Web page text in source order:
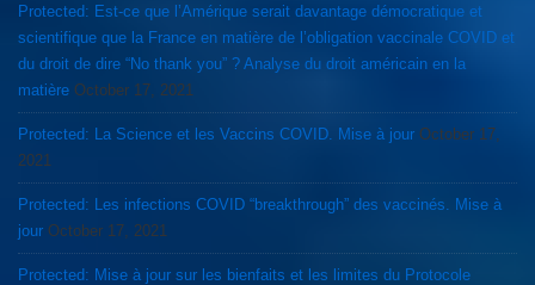
Protected: Est-ce que l’Amérique serait davantage démocratique et
scientifique que la France en matière de l’obligation vaccinale COVID et
du droit de dire “No thank you” ? Analyse du droit américain en la
matière October 17, 2021
Protected: La Science et les Vaccins COVID. Mise à jour October 17,
2021
Protected: Les infections COVID “breakthrough” des vaccinés. Mise à
jour October 17, 2021
Protected: Mise à jour sur les bienfaits et les limites du Protocole